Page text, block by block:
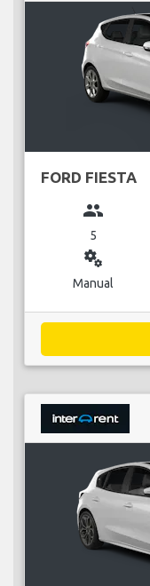
FORD FIESTA
group
5
miscellaneous_services
Manual